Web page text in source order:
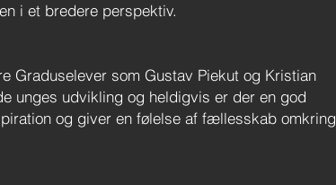
i et bredere perspektiv.
Graduselever som Gustav Piekut og Kristian
unges udvikling og heldigvis er der en god
og giver en følelse af fællesskab omkring